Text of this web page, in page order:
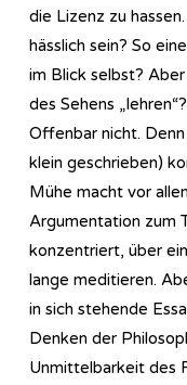
die Lizenz zu
hässlich sein? So
im Blick selbst?
des Sehens
Offenbar nicht. Denn
klein geschrieben)
Mühe macht vor
Argumentation zum
konzentriert, über
lange meditieren.
in sich stehende
Denken der
Unmittelbarkeit des